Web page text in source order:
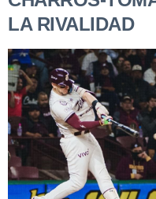
LA RIVALIDAD